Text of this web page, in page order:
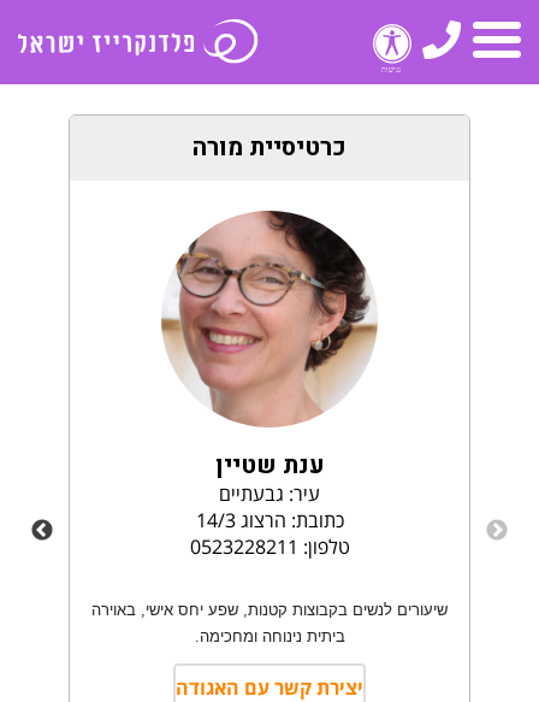
תפריט
טלפון
כרטיסיית מורה
ענת שטיין
עיר: גבעתיים
כתובת: הרצוג 14/3
טלפון: 0523228211
שיעורים לנשים בקבוצות קטנות, שפע יחס אישי, באוירה
ביתית נינוחה ומחכימה.
יצירת קשר עם האגודה